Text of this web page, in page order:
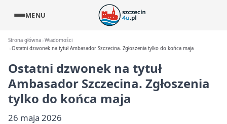
MENU
Strona główna Wiadomości
Ostatni dzwonek na tytuł Ambasador Szczecina. Zgłoszenia tylko do końca maja
Ostatni dzwonek na tytuł
Ambasador Szczecina. Zgłoszenia
tylko do końca maja
26 maja 2026